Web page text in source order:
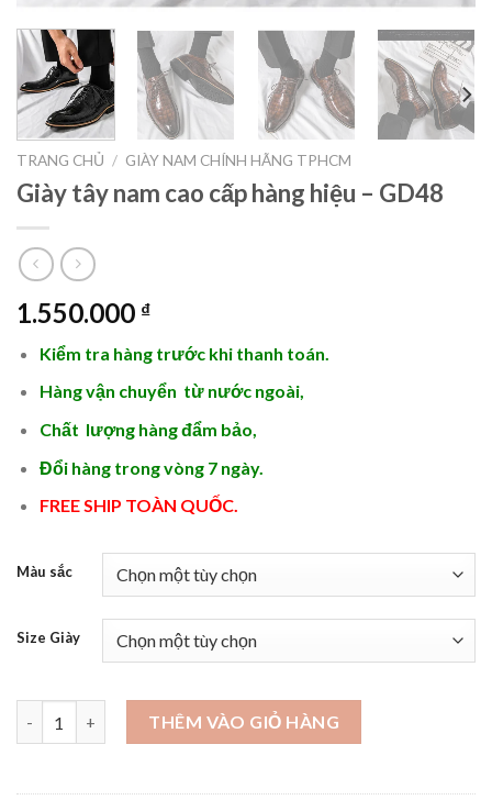
TRANG CHỦ / GIÀY NAM CHÍNH HÃNG TPHCM
Giày tây nam cao cấp hàng hiệu – GD48
1.550.000 ₫
Kiểm tra hàng trước khi thanh toán.
Hàng vận chuyển từ nước ngoài,
Chất lượng hàng đẩm bảo,
Đổi hàng trong vòng 7 ngày.
FREE SHIP TOÀN QUỐC.
Màu sắc
Size Giày
Giày tây nam cao cấp hàng hiệu - GD48 số lượng
THÊM VÀO GIỎ HÀNG